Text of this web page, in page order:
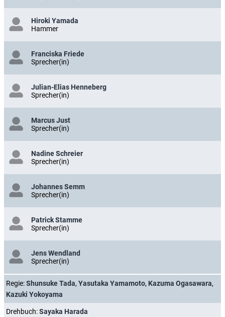
Hiroki Yamada
Hammer
Franciska Friede
Sprecher(in)
Julian-Elias Henneberg
Sprecher(in)
Marcus Just
Sprecher(in)
Nadine Schreier
Sprecher(in)
Johannes Semm
Sprecher(in)
Patrick Stamme
Sprecher(in)
Jens Wendland
Sprecher(in)
Regie:Shunsuke Tada, Yasutaka Yamamoto, Kazuma Ogasawara,
Kazuki Yokoyama
Drehbuch:Sayaka Harada